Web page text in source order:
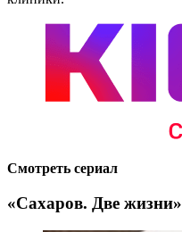
Смотреть сериал
«Сахаров. Две жизни»